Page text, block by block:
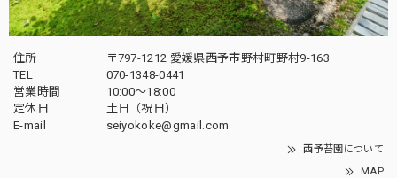
住所
〒797-1212 愛媛県西予市野村町野村9-163
TEL
070-1348-0441
営業時間
10:00〜18:00
定休日
土日（祝日）
E-mail
seiyokoke@gmail.com
西予苔園について
MAP